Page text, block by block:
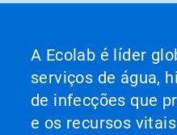
A Ecolab é líder
serviços de água,
de infecções que
e os recursos